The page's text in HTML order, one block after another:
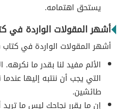
يستحق اهتمامه.
أشهر المقولات الواردة في
أشهر المقولات الواردة في كتاب
الألم مفيد لنا بقدر ما نكرهه.
التي يجب أن ننتبه إليها
طائشين.
إن ما يقرر نجاحك ليس ما